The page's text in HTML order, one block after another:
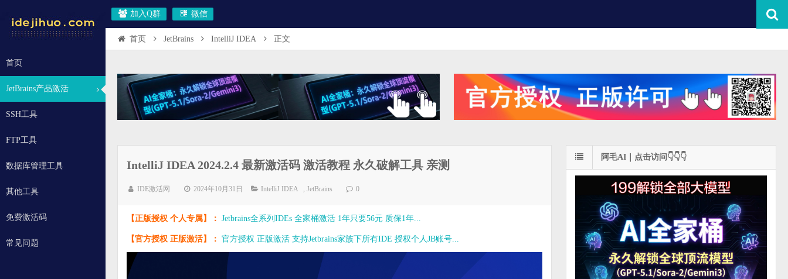
加入Q群 微信
首页
JetBrains产品激活
SSH工具
FTP工具
数据库管理工具
其他工具
免费激活码
常见问题
首页 JetBrains IntelliJ IDEA 正文
IntelliJ IDEA 2024.2.4 最新激活码 激活教程 永久破解工具 亲测
IDE激活网 2024年10月31日 IntelliJ IDEA ,JetBrains 0
【正版授权 个人专属】： Jetbrains全系列IDEs 全家桶激活 1年只要56元 质保1年...
【官方授权 正版激活】： 官方授权 正版激活 支持Jetbrains家族下所有IDE 授权个人JB账号...
阿毛AI｜点击访问👇👇👇